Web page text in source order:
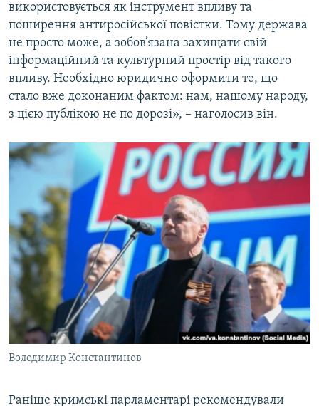
використовується як інструмент впливу та
поширення антиросійської повістки. Тому держава
не просто може, а зобов’язана захищати свій
інформаційний та культурний простір від такого
впливу. Необхідно юридично оформити те, що
стало вже доконаним фактом: нам, нашому народу,
з цією публікою не по дорозі», – наголосив він.
Володимир Константинов
Раніше кримські парламентарі рекомендували